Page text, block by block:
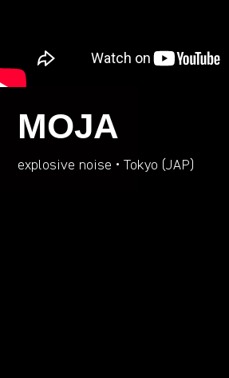
MOJA
explosive noise • Tokyo (JAP)